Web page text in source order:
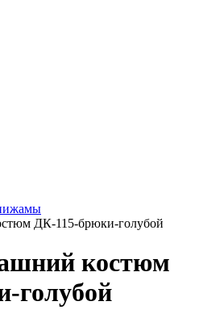
ДК-115-брюки-голубой
костюм
голубой